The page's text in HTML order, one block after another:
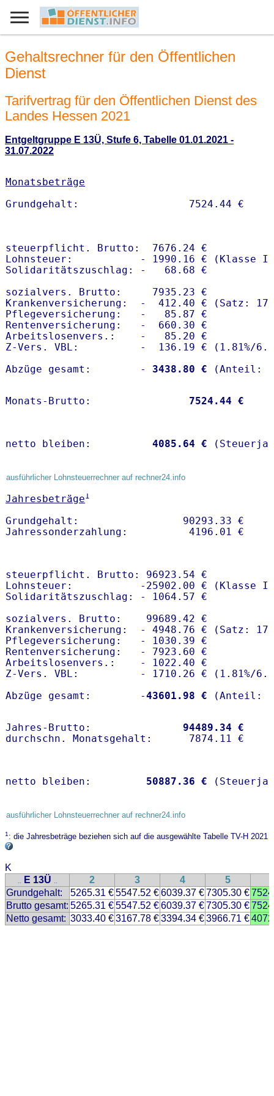
Gehaltsrechner für den Öffentlichen
Dienst
Tarifvertrag für den Öffentlichen Dienst des
Landes Hessen 2021
Entgeltgruppe E 13Ü, Stufe 6, Tabelle 01.01.2021 -
31.07.2022
Monatsbeträge
steuerpflicht. Brutto:  7676.24 €
Lohnsteuer:           - 1990.16 € (Klasse I)
Solidaritätszuschlag: -   68.68 €
sozialvers. Brutto:     7935.23 €
Krankenversicherung:  -  412.40 € (Satz:
Pflegeversicherung:   -   85.87 €
Rentenversicherung:   -  660.30 €
Arbeitslosenvers.:    -   85.20 €
Z-Vers. VBL:          -  136.19 € ( 1.81%/
Abzüge gesamt:        -
3438.80 €
Monats-Brutto: 7524.44 €
netto bleiben: 4085.64 €
ausführlicher Lohnsteuerrechner auf rechner24.info
Jahresbeträge1
Grundgehalt:                 90293.33 €
steuerpflicht. Brutto: 96923.54 €
Lohnsteuer:           -25902.00 € (Klasse I)
Solidaritätszuschlag: - 1064.57 €
sozialvers. Brutto:    99689.42 €
Krankenversicherung:  - 4948.76 € (Satz:
Pflegeversicherung:   - 1030.39 €
Rentenversicherung:   - 7923.60 €
Arbeitslosenvers.:    - 1022.40 €
Z-Vers. VBL:          - 1710.26 € ( 1.81%/
Abzüge gesamt:        -43601.98 €
Jahres-Brutto: 94489.34 €
netto bleiben: 50887.36 €
ausführlicher Lohnsteuerrechner auf rechner24.info
1: die Jahresbeträge beziehen sich auf die ausgewählte Tabelle TV-H 2021
K
.. E 13Ü .. 2 3 4 5
Grundgehalt:
5265.31 €5547.52 €6039.37 €7305.30 €
Brutto gesamt: 5265.31 €5547.52 €6039.37 €7305.30 €
Netto gesamt: 3033.40 €3167.78 €3394.34 €3966.71 €